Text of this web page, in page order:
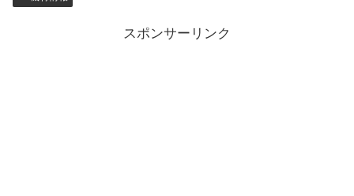
スポンサーリンク